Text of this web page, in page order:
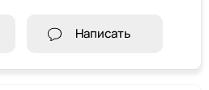
Написать